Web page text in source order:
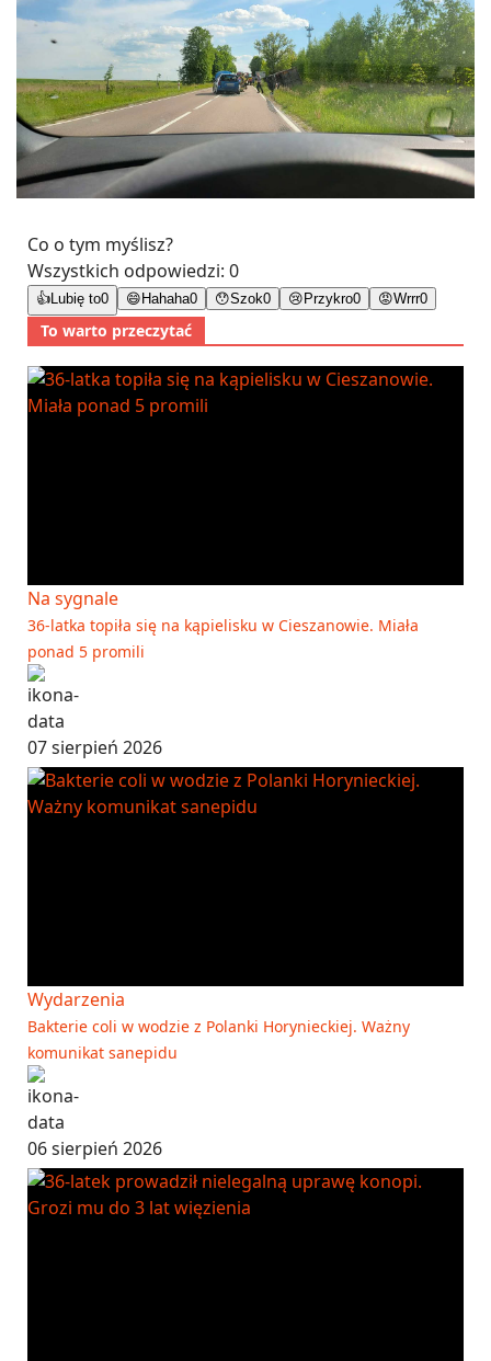
Co o tym myślisz?
Wszystkich odpowiedzi: 0
👍Lubię to0 😄Hahaha0 😯Szok0 😢Przykro0 😡Wrrr0
To warto przeczytać
Na sygnale
36-latka topiła się na kąpielisku w Cieszanowie. Miała
ponad 5 promili
07 sierpień 2026
Wydarzenia
Bakterie coli w wodzie z Polanki Horynieckiej. Ważny
komunikat sanepidu
06 sierpień 2026